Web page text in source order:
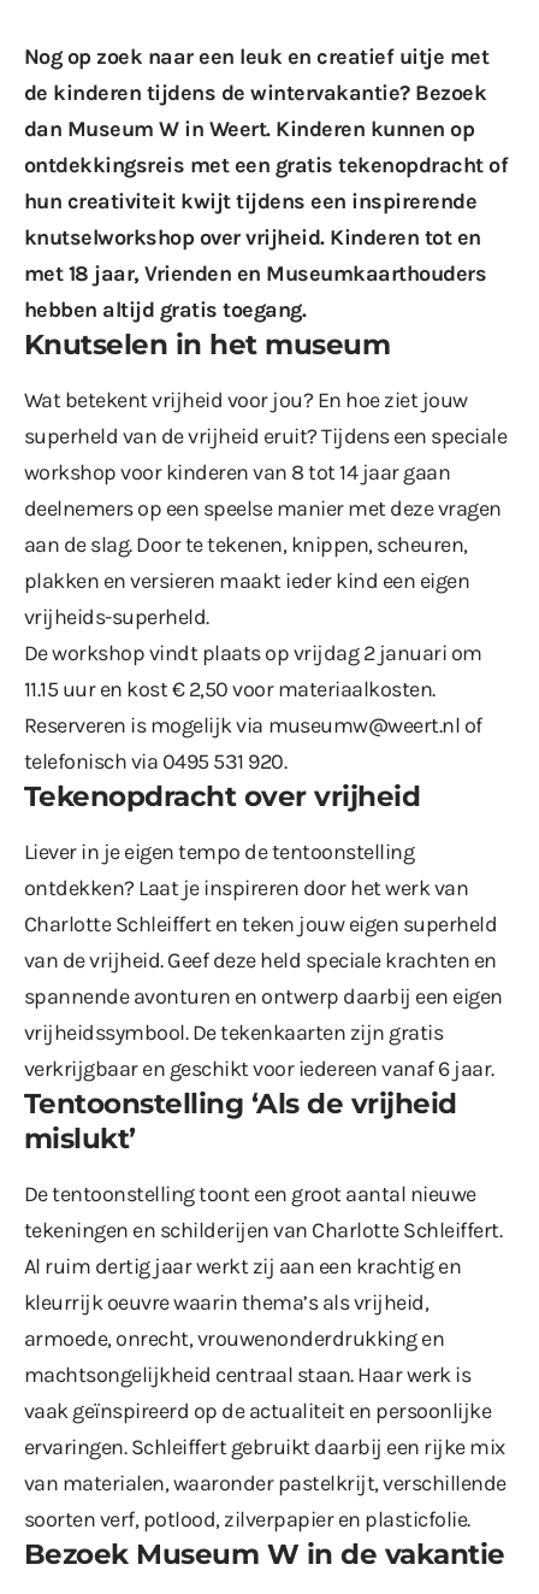
Nog op zoek naar een leuk en creatief uitje met
de kinderen tijdens de wintervakantie? Bezoek
dan Museum W in Weert. Kinderen kunnen op
ontdekkingsreis met een gratis tekenopdracht of
hun creativiteit kwijt tijdens een inspirerende
knutselworkshop over vrijheid. Kinderen tot en
met 18 jaar, Vrienden en Museumkaarthouders
hebben altijd gratis toegang.
Knutselen in het museum
Wat betekent vrijheid voor jou? En hoe ziet jouw
superheld van de vrijheid eruit? Tijdens een speciale
workshop voor kinderen van 8 tot 14 jaar gaan
deelnemers op een speelse manier met deze vragen
aan de slag. Door te tekenen, knippen, scheuren,
plakken en versieren maakt ieder kind een eigen
vrijheids-superheld.
De workshop vindt plaats op vrijdag 2 januari om
11.15 uur en kost € 2,50 voor materiaalkosten.
Reserveren is mogelijk via museumw@weert.nl of
telefonisch via 0495 531 920.
Tekenopdracht over vrijheid
Liever in je eigen tempo de tentoonstelling
ontdekken? Laat je inspireren door het werk van
Charlotte Schleiffert en teken jouw eigen superheld
van de vrijheid. Geef deze held speciale krachten en
spannende avonturen en ontwerp daarbij een eigen
vrijheidssymbool. De tekenkaarten zijn gratis
verkrijgbaar en geschikt voor iedereen vanaf 6 jaar.
Tentoonstelling ‘Als de vrijheid
mislukt’
De tentoonstelling toont een groot aantal nieuwe
tekeningen en schilderijen van Charlotte Schleiffert.
Al ruim dertig jaar werkt zij aan een krachtig en
kleurrijk oeuvre waarin thema’s als vrijheid,
armoede, onrecht, vrouwenonderdrukking en
machtsongelijkheid centraal staan. Haar werk is
vaak geïnspireerd op de actualiteit en persoonlijke
ervaringen. Schleiffert gebruikt daarbij een rijke mix
van materialen, waaronder pastelkrijt, verschillende
soorten verf, potlood, zilverpapier en plasticfolie.
Bezoek Museum W in de vakantie